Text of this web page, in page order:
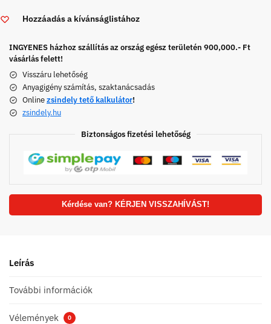
Hozzáadás a kívánságlistához
INGYENES házhoz szállítás az ország egész területén 900,000.- Ft
vásárlás felett!
Visszáru lehetőség
Anyagigény számítás, szaktanácsadás
Onlinezsindely tető kalkulátor!
zsindely.hu
Biztonságos fizetési lehetőség
Kérdése van? KÉRJEN VISSZAHÍVÁST!
Leírás
További információk
Vélemények 0